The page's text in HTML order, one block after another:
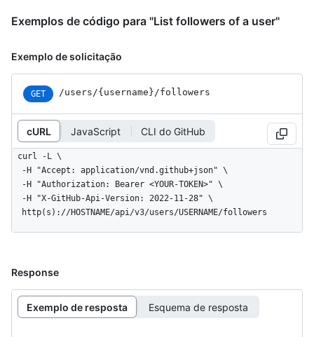
Exemplos de código para "List followers of a user"
Exemplo de solicitação
GET /users/{username}/followers
cURL JavaScript CLI do GitHub
curl -L \
  http(s)://HOSTNAME/api/v3/users/USERNAME/followers
Response
Exemplo de resposta Esquema de resposta